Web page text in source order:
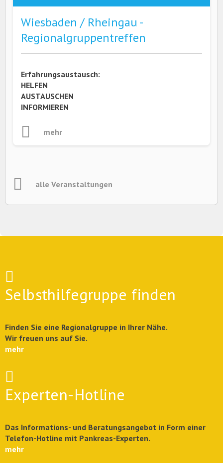
Wiesbaden / Rheingau -
Regionalgruppentreffen
Erfahrungsaustausch:
HELFEN
AUSTAUSCHEN
INFORMIEREN
mehr
alle Veranstaltungen
Selbsthilfegruppe finden
Finden Sie eine Regionalgruppe in Ihrer Nähe.
Wir freuen uns auf Sie.
mehr
Experten-Hotline
Das Informations- und Beratungsangebot in Form einer
Telefon-Hotline mit Pankreas-Experten.
mehr